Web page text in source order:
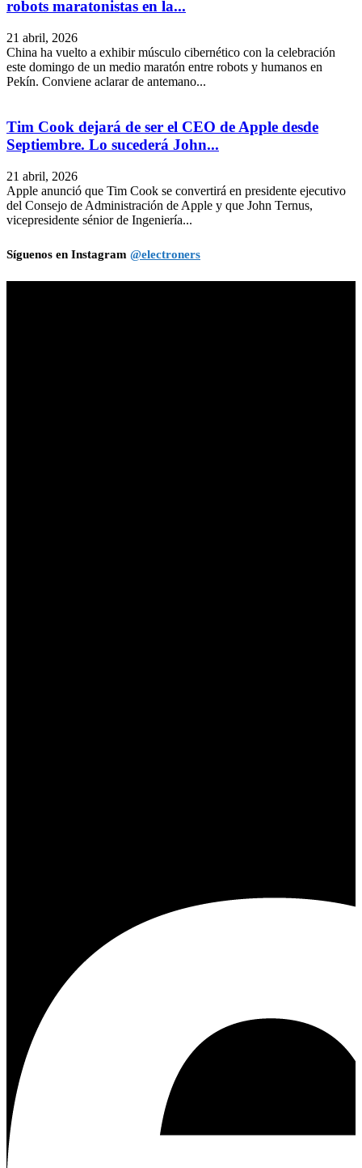
robots maratonistas en la...
21 abril, 2026
China ha vuelto a exhibir músculo cibernético con la celebración
este domingo de un medio maratón entre robots y humanos en
Pekín. Conviene aclarar de antemano...
Tim Cook dejará de ser el CEO de Apple desde
Septiembre. Lo sucederá John...
21 abril, 2026
Apple anunció que Tim Cook se convertirá en presidente ejecutivo
del Consejo de Administración de Apple y que John Ternus,
vicepresidente sénior de Ingeniería...
Síguenos en Instagram @electroners